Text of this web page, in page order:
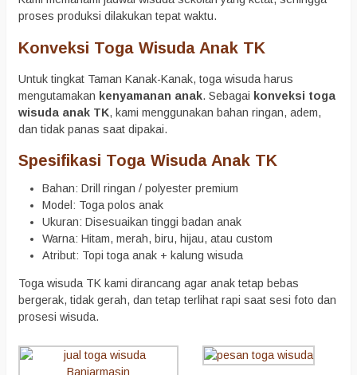
proses produksi dilakukan tepat waktu.
Konveksi Toga Wisuda Anak TK
Untuk tingkat Taman Kanak-Kanak, toga wisuda harus
mengutamakan kenyamanan anak. Sebagai konveksi toga
wisuda anak TK, kami menggunakan bahan ringan, adem,
dan tidak panas saat dipakai.
Spesifikasi Toga Wisuda Anak TK
Bahan: Drill ringan / polyester premium
Model: Toga polos anak
Ukuran: Disesuaikan tinggi badan anak
Warna: Hitam, merah, biru, hijau, atau custom
Atribut: Topi toga anak + kalung wisuda
Toga wisuda TK kami dirancang agar anak tetap bebas
bergerak, tidak gerah, dan tetap terlihat rapi saat sesi foto dan
prosesi wisuda.